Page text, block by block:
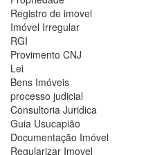
Registro de imovel
Imóvel Irregular
RGI
Provimento CNJ
Lei
Bens Imóveis
processo judicial
Consultoria Juridica
Guia Usucapião
Documentação Imóvel
Regularizar Imovel